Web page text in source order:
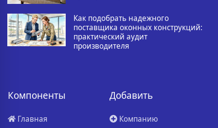
Как подобрать надежного
поставщика оконных конструкций:
практический аудит
производителя
Компоненты
Главная
Добавить
Компанию